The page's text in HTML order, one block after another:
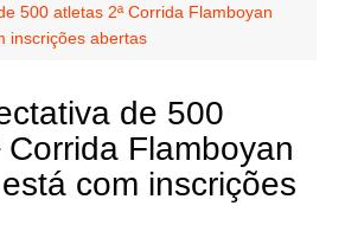
500 atletas 2ª Corrida Flamboyan
inscrições abertas
de 500
Corrida Flamboyan
com inscrições